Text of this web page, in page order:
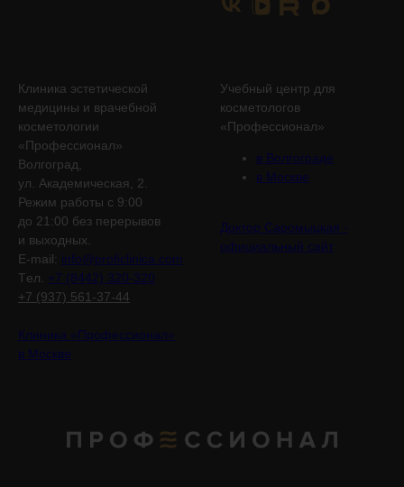
Клиника эстетической
медицины и врачебной
косметологии
«Профессионал»
Волгоград,
ул. Академическая, 2.
Режим работы с 9:00
до 21:00 без перерывов
и выходных.
E-mail: info@proficlinica.com
Tел. +7 (8442) 320-320
+7 (937) 561-37-44
Клиника «Профессионал»
в Москве
Учебный центр для
косметологов
«Профессионал»
в Волгограде
в Москве
Доктор Саромыцкая -
официальный сайт